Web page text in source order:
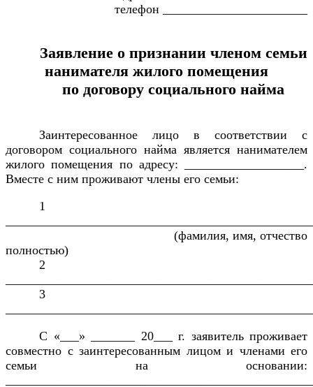
телефон _______________________
Заявление о признании членом семьи
нанимателя жилого помещения
по договору социального найма
Заинтересованное лицо в соответствии с
договором социального найма является нанимателем
жилого помещения по адресу: ___________________.
Вместе с ним проживают члены его семьи:
1
(фамилия, имя, отчество
полностью)
2
3
С «___» _______ 20___ г. заявитель проживает
совместно с заинтересованным лицом и членами его
семьи на основании: